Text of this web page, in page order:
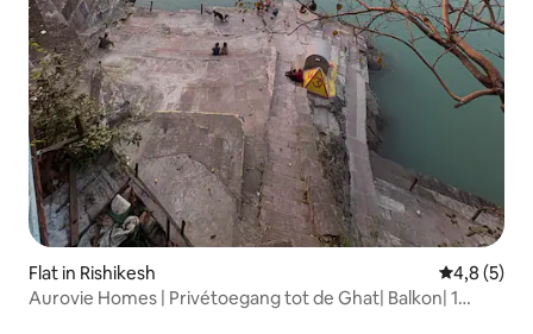
Flat in Rishikesh
4,8 (5)
Aurovie Homes | Privétoegang tot de Ghat| Balkon| 1